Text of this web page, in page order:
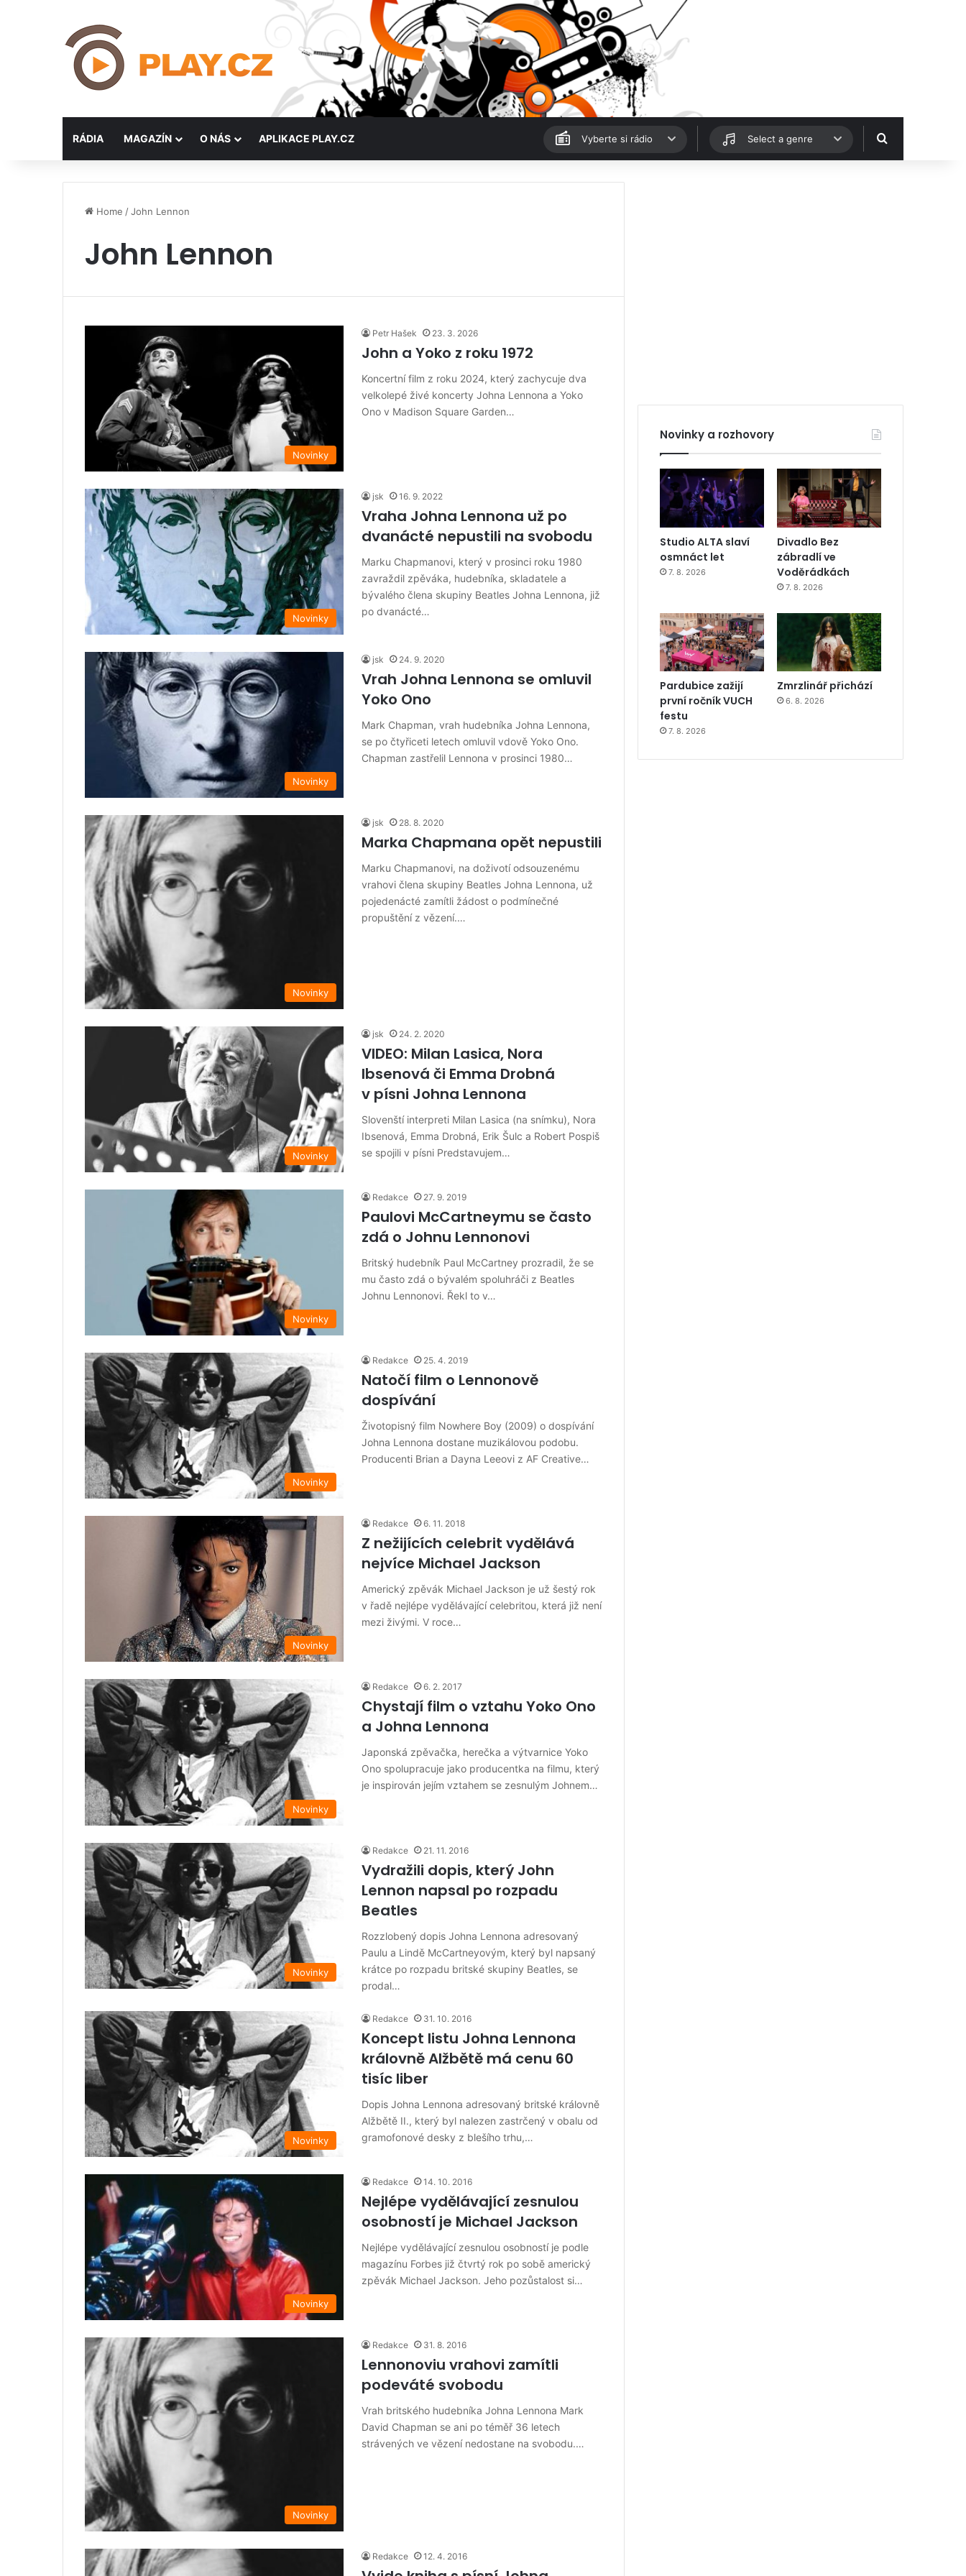
RÁDIA MAGAZÍN O NÁS APLIKACE PLAY.CZ Vyberte si rádio Select a genre Hledat
Home /John Lennon
John Lennon
Novinky
Petr Hašek 23. 3. 2026
John a Yoko z roku 1972
Koncertní film z roku 2024, který zachycuje dva
velkolepé živé koncerty Johna Lennona a Yoko
Ono v Madison Square Garden…
Novinky
jsk 16. 9. 2022
Vraha Johna Lennona už po
dvanácté nepustili na svobodu
Marku Chapmanovi, který v prosinci roku 1980
zavraždil zpěváka, hudebníka, skladatele a
bývalého člena skupiny Beatles Johna Lennona, již
po dvanácté…
Novinky
jsk 24. 9. 2020
Vrah Johna Lennona se omluvil
Yoko Ono
Mark Chapman, vrah hudebníka Johna Lennona,
se po čtyřiceti letech omluvil vdově Yoko Ono.
Chapman zastřelil Lennona v prosinci 1980…
Novinky
jsk 28. 8. 2020
Marka Chapmana opět nepustili
Marku Chapmanovi, na doživotí odsouzenému
vrahovi člena skupiny Beatles Johna Lennona, už
pojedenácté zamítli žádost o podmínečné
propuštění z vězení.…
Novinky
jsk 24. 2. 2020
VIDEO: Milan Lasica, Nora
Ibsenová či Emma Drobná
v písni Johna Lennona
Slovenští interpreti Milan Lasica (na snímku), Nora
Ibsenová, Emma Drobná, Erik Šulc a Robert Pospiš
se spojili v písni Predstavujem…
Novinky
Redakce 27. 9. 2019
Paulovi McCartneymu se často
zdá o Johnu Lennonovi
Britský hudebník Paul McCartney prozradil, že se
mu často zdá o bývalém spoluhráči z Beatles
Johnu Lennonovi. Řekl to v…
Novinky
Redakce 25. 4. 2019
Natočí film o Lennonově
dospívání
Životopisný film Nowhere Boy (2009) o dospívání
Johna Lennona dostane muzikálovou podobu.
Producenti Brian a Dayna Leeovi z AF Creative…
Novinky
Redakce 6. 11. 2018
Z nežijících celebrit vydělává
nejvíce Michael Jackson
Americký zpěvák Michael Jackson je už šestý rok
v řadě nejlépe vydělávající celebritou, která již není
mezi živými. V roce…
Novinky
Redakce 6. 2. 2017
Chystají film o vztahu Yoko Ono
a Johna Lennona
Japonská zpěvačka, herečka a výtvarnice Yoko
Ono spolupracuje jako producentka na filmu, který
je inspirován jejím vztahem se zesnulým Johnem…
Novinky
Redakce 21. 11. 2016
Vydražili dopis, který John
Lennon napsal po rozpadu
Beatles
Rozzlobený dopis Johna Lennona adresovaný
Paulu a Lindě McCartneyovým, který byl napsaný
krátce po rozpadu britské skupiny Beatles, se
prodal…
Novinky
Redakce 31. 10. 2016
Koncept listu Johna Lennona
královně Alžbětě má cenu 60
tisíc liber
Dopis Johna Lennona adresovaný britské královně
Alžbětě II., který byl nalezen zastrčený v obalu od
gramofonové desky z blešího trhu,…
Novinky
Redakce 14. 10. 2016
Nejlépe vydělávající zesnulou
osobností je Michael Jackson
Nejlépe vydělávající zesnulou osobností je podle
magazínu Forbes již čtvrtý rok po sobě americký
zpěvák Michael Jackson. Jeho pozůstalost si…
Novinky
Redakce 31. 8. 2016
Lennonoviu vrahovi zamítli
podeváté svobodu
Vrah britského hudebníka Johna Lennona Mark
David Chapman se ani po téměř 36 letech
strávených ve vězení nedostane na svobodu.…
Redakce 12. 4. 2016
Novinky a rozhovory
Studio ALTA slaví
osmnáct let
7. 8. 2026
Divadlo Bez
zábradlí ve
Voděrádkách
7. 8. 2026
Pardubice zažijí
první ročník VUCH
festu
7. 8. 2026
Zmrzlinář přichází
6. 8. 2026